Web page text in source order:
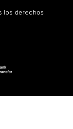
los derechos